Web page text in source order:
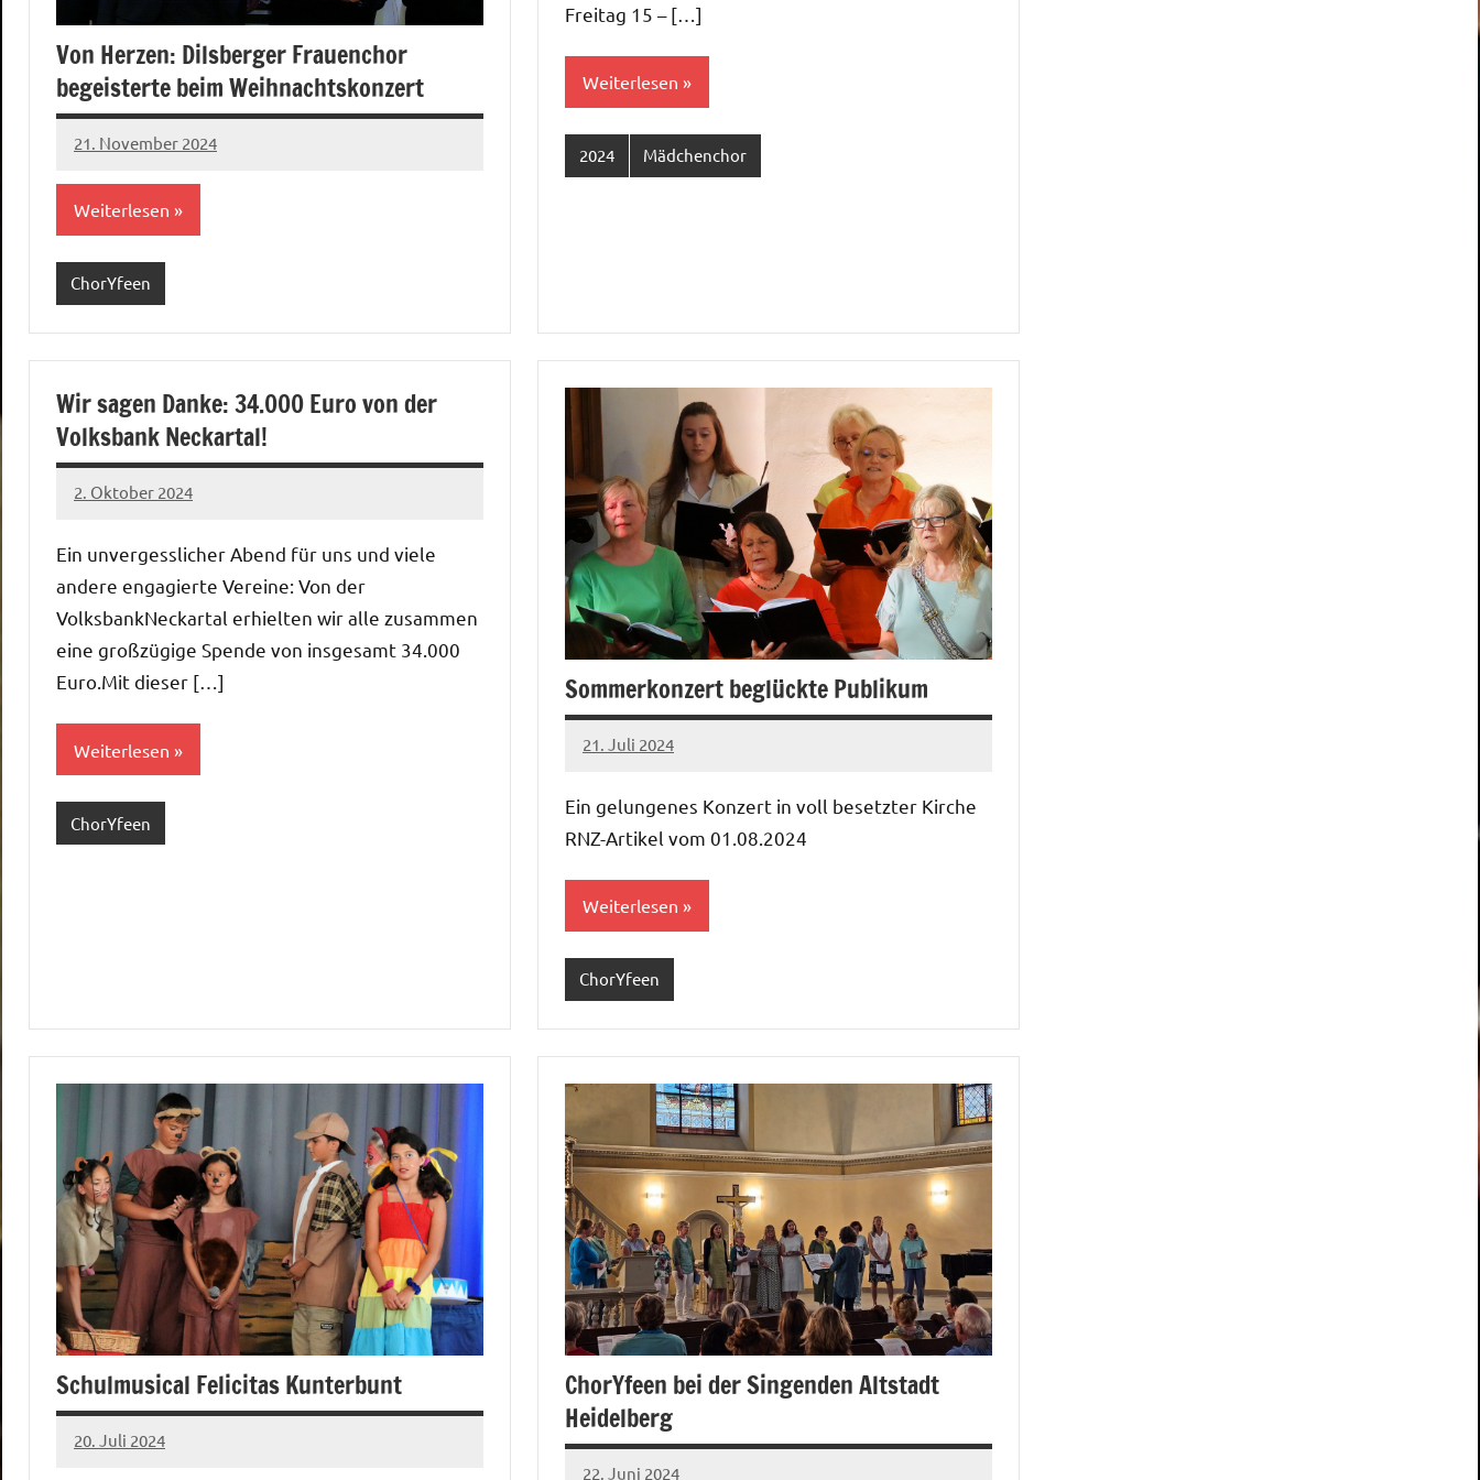
Von Herzen: Dilsberger Frauenchor
begeisterte beim Weihnachtskonzert
21. November 2024
mbuech
Weiterlesen
ChorYfeen
Freitag 15 – […]
Weiterlesen
2024 Mädchenchor
Wir sagen Danke: 34.000 Euro von der
Volksbank Neckartal!
2. Oktober 2024
mbuech
Ein unvergesslicher Abend für uns und viele
andere engagierte Vereine: Von der
VolksbankNeckartal erhielten wir alle zusammen
eine großzügige Spende von insgesamt 34.000
Euro.Mit dieser […]
Weiterlesen
ChorYfeen
Sommerkonzert beglückte Publikum
21. Juli 2024
mbuech
Ein gelungenes Konzert in voll besetzter Kirche
RNZ-Artikel vom 01.08.2024
Weiterlesen
ChorYfeen
Schulmusical Felicitas Kunterbunt
20. Juli 2024
mbuech
ChorYfeen bei der Singenden Altstadt
Heidelberg
22. Juni 2024